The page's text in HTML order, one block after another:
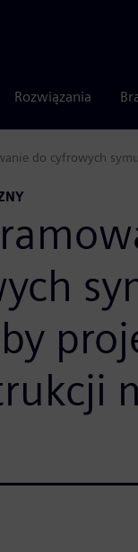
Rozwiązania
Software
do cyfrowych